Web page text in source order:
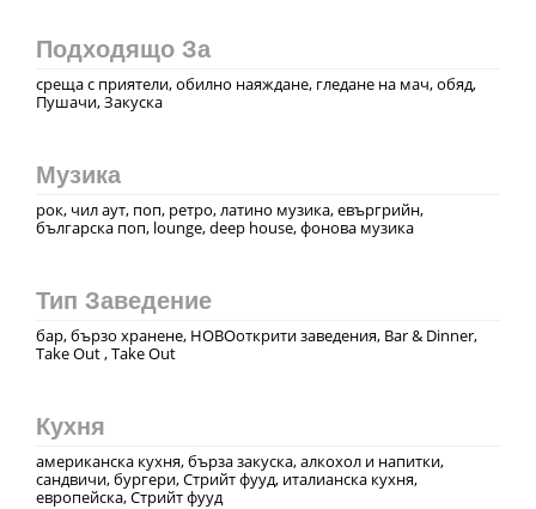
Подходящо За
среща с приятели, обилно наяждане, гледане на мач, обяд,
Пушачи, Закуска
Музика
рок, чил аут, поп, ретро, латино музика, евъргрийн,
българска поп, lounge, deep house, фонова музика
Тип Заведение
бар, бързо хранене, НОВОоткрити заведения, Bar & Dinner,
Take Out , Take Out
Кухня
американска кухня, бърза закуска, алкохол и напитки,
сандвичи, бургери, Стрийт фууд, италианска кухня,
европейска, Стрийт фууд